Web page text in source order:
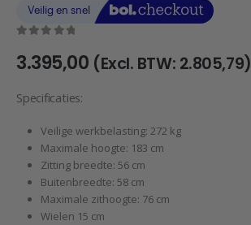
3.395,00 (Excl. BTW: 2.805,79)
Specificaties:
Veilige werkbelasting: 272 kg
Maximale hoogte: 183 cm
Zitting breedte: 56 cm
Buitenbreedte: 58 cm
Maximale zithoogte: 76 cm
Wielen 15 cm